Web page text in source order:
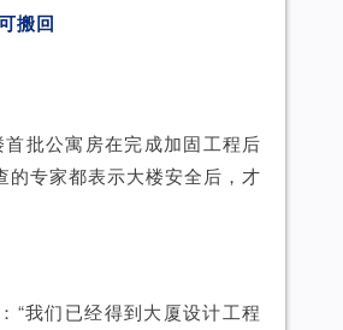
搬回
批公寓房在完成加固工程后
的专家都表示大楼安全后，才
“我们已经得到大厦设计工程